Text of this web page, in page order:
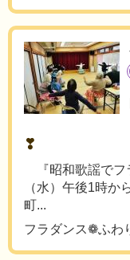
❣
『昭和歌謡でフ
（水）午後1時か
町...
フラダンス❁ふわ